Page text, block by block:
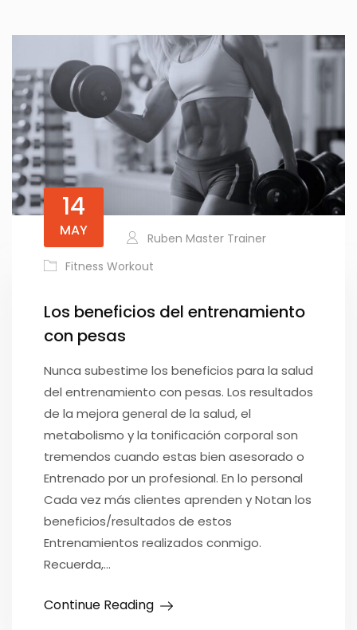
14
MAY
Ruben Master Trainer
Fitness Workout
Los beneficios del entrenamiento
con pesas
Nunca subestime los beneficios para la salud
del entrenamiento con pesas. Los resultados
de la mejora general de la salud, el
metabolismo y la tonificación corporal son
tremendos cuando estas bien asesorado o
Entrenado por un profesional. En lo personal
Cada vez más clientes aprenden y Notan los
beneficios/resultados de estos
Entrenamientos realizados conmigo.
Recuerda,…
Continue Reading